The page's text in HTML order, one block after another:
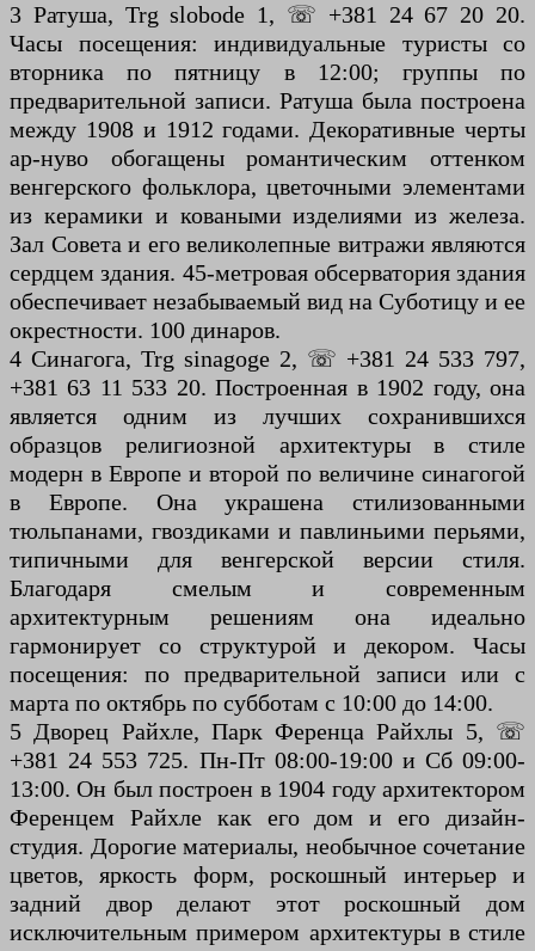
3 Ратуша, Trg slobode 1, ☏ +381 24 67 20 20.
Часы посещения: индивидуальные туристы со
вторника по пятницу в 12:00; группы по
предварительной записи. Ратуша была построена
между 1908 и 1912 годами. Декоративные черты
ар-нуво обогащены романтическим оттенком
венгерского фольклора, цветочными элементами
из керамики и коваными изделиями из железа.
Зал Совета и его великолепные витражи являются
сердцем здания. 45-метровая обсерватория здания
обеспечивает незабываемый вид на Суботицу и ее
окрестности. 100 динаров.
4 Синагога, Trg sinagoge 2, ☏ +381 24 533 797,
+381 63 11 533 20. Построенная в 1902 году, она
является одним из лучших сохранившихся
образцов религиозной архитектуры в стиле
модерн в Европе и второй по величине синагогой
в Европе. Она украшена стилизованными
тюльпанами, гвоздиками и павлиньими перьями,
типичными для венгерской версии стиля.
Благодаря смелым и современным
архитектурным решениям она идеально
гармонирует со структурой и декором. Часы
посещения: по предварительной записи или с
марта по октябрь по субботам с 10:00 до 14:00.
5 Дворец Райхле, Парк Ференца Райхлы 5, ☏
+381 24 553 725. Пн-Пт 08:00-19:00 и Сб 09:00-
13:00. Он был построен в 1904 году архитектором
Ференцем Райхле как его дом и его дизайн-
студия. Дорогие материалы, необычное сочетание
цветов, яркость форм, роскошный интерьер и
задний двор делают этот роскошный дом
исключительным примером архитектуры в стиле